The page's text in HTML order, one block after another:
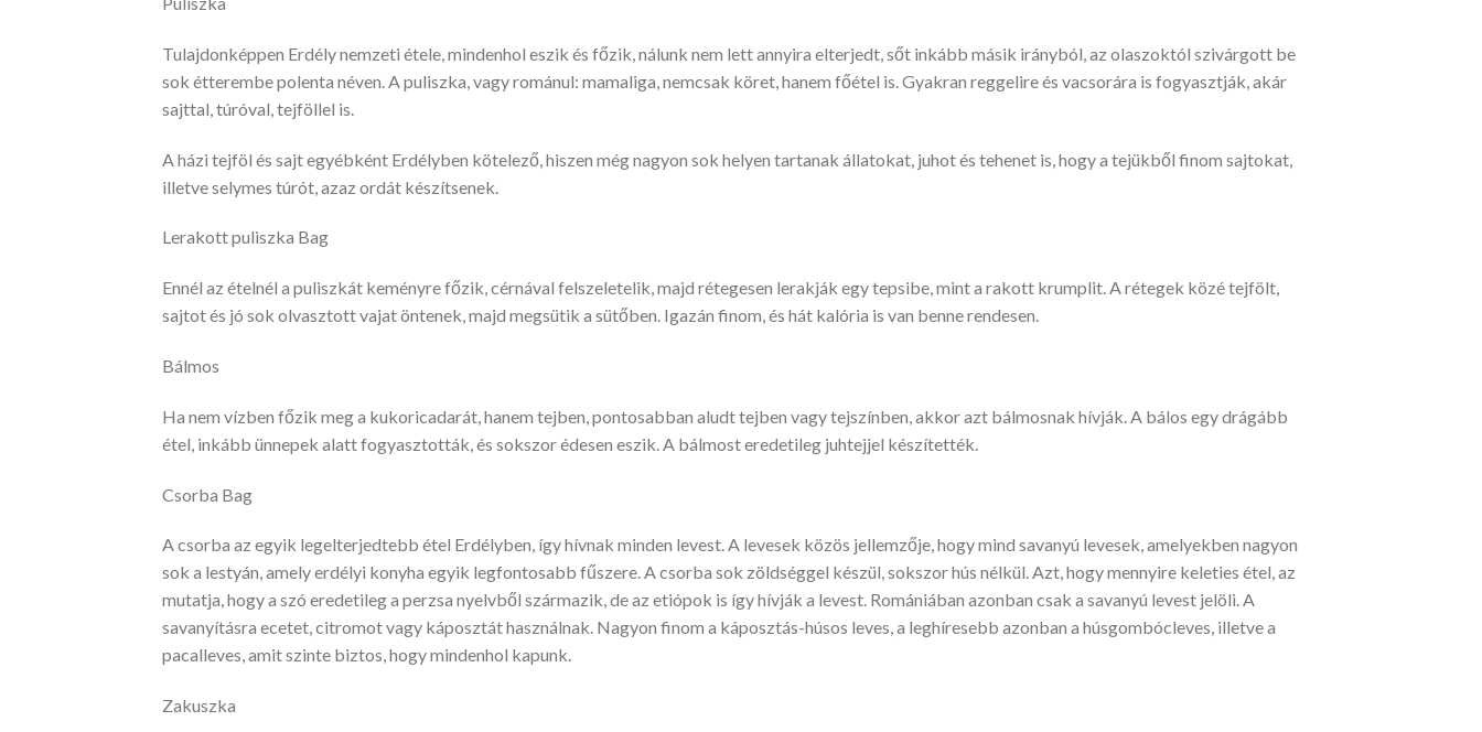
Tulajdonképpen Erdély nemzeti étele, mindenhol eszik és főzik, nálunk nem lett annyira elterjedt, sőt inkább másik irányból, az olaszoktól szivárgott be
sok étterembe polenta néven. A puliszka, vagy románul: mamaliga, nemcsak köret, hanem főétel is. Gyakran reggelire és vacsorára is fogyasztják, akár
sajttal, túróval, tejföllel is.
A házi tejföl és sajt egyébként Erdélyben kötelező, hiszen még nagyon sok helyen tartanak állatokat, juhot és tehenet is, hogy a tejükből finom sajtokat,
illetve selymes túrót, azaz ordát készítsenek.
Lerakott puliszka Bag
Ennél az ételnél a puliszkát keményre főzik, cérnával felszeletelik, majd rétegesen lerakják egy tepsibe, mint a rakott krumplit. A rétegek közé tejfölt,
sajtot és jó sok olvasztott vajat öntenek, majd megsütik a sütőben. Igazán finom, és hát kalória is van benne rendesen.
Bálmos
Ha nem vízben főzik meg a kukoricadarát, hanem tejben, pontosabban aludt tejben vagy tejszínben, akkor azt bálmosnak hívják. A bálos egy drágább
étel, inkább ünnepek alatt fogyasztották, és sokszor édesen eszik. A bálmost eredetileg juhtejjel készítették.
Csorba Bag
A csorba az egyik legelterjedtebb étel Erdélyben, így hívnak minden levest. A levesek közös jellemzője, hogy mind savanyú levesek, amelyekben nagyon
sok a lestyán, amely erdélyi konyha egyik legfontosabb fűszere. A csorba sok zöldséggel készül, sokszor hús nélkül. Azt, hogy mennyire keleties étel, az
mutatja, hogy a szó eredetileg a perzsa nyelvből származik, de az etiópok is így hívják a levest. Romániában azonban csak a savanyú levest jelöli. A
savanyításra ecetet, citromot vagy káposztát használnak. Nagyon finom a káposztás-húsos leves, a leghíresebb azonban a húsgombócleves, illetve a
pacalleves, amit szinte biztos, hogy mindenhol kapunk.
Zakuszka